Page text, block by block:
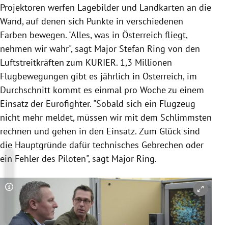
Projektoren werfen Lagebilder und Landkarten an die
Wand, auf denen sich Punkte in verschiedenen
Farben bewegen. "Alles, was in Österreich fliegt,
nehmen wir wahr", sagt Major Stefan Ring von den
Luftstreitkräften zum KURIER. 1,3 Millionen
Flugbewegungen gibt es jährlich in Österreich, im
Durchschnitt kommt es einmal pro Woche zu einem
Einsatz der Eurofighter. "Sobald sich ein Flugzeug
nicht mehr meldet, müssen wir mit dem Schlimmsten
rechnen und gehen in den Einsatz. Zum Glück sind
die Hauptgründe dafür technisches Gebrechen oder
ein Fehler des Piloten", sagt Major Ring.
Copyright-Hinweis öffnen/schließen